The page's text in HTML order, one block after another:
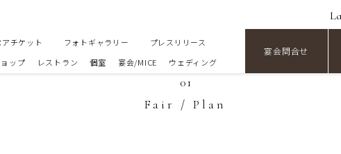
チケット フォトギャラリー
プレスリリース
ップ レストラン 個室 宴会/MICE ウェディング
宴会問合せ
01
Fair / Plan